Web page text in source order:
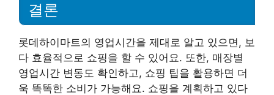
결론
롯데하이마트의 영업시간을 제대로 알고 있으면, 보
다 효율적으로 쇼핑을 할 수 있어요. 또한, 매장별
영업시간 변동도 확인하고, 쇼핑 팁을 활용하면 더
욱 똑똑한 소비가 가능해요. 쇼핑을 계획하고 있다